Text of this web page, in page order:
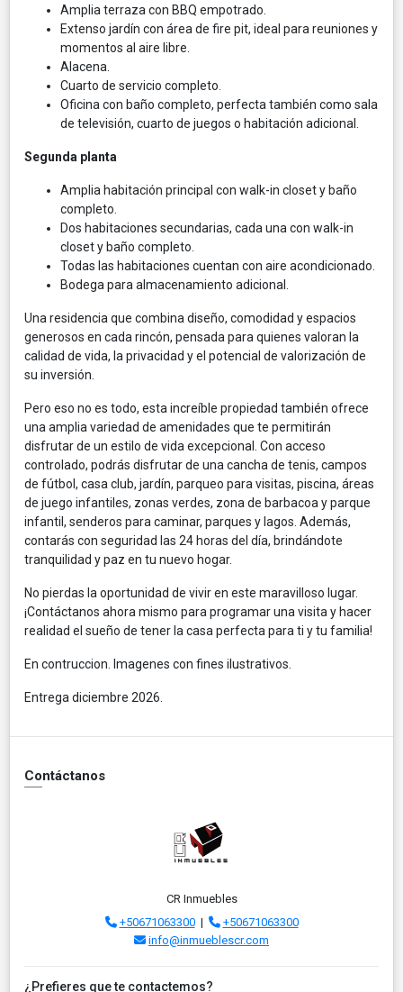
Amplia terraza con BBQ empotrado.
Extenso jardín con área de fire pit, ideal para reuniones y
momentos al aire libre.
Alacena.
Cuarto de servicio completo.
Oficina con baño completo, perfecta también como sala
de televisión, cuarto de juegos o habitación adicional.
Segunda planta
Amplia habitación principal con walk-in closet y baño
completo.
Dos habitaciones secundarias, cada una con walk-in
closet y baño completo.
Todas las habitaciones cuentan con aire acondicionado.
Bodega para almacenamiento adicional.
Una residencia que combina diseño, comodidad y espacios
generosos en cada rincón, pensada para quienes valoran la
calidad de vida, la privacidad y el potencial de valorización de
su inversión.
Pero eso no es todo, esta increíble propiedad también ofrece
una amplia variedad de amenidades que te permitirán
disfrutar de un estilo de vida excepcional. Con acceso
controlado, podrás disfrutar de una cancha de tenis, campos
de fútbol, casa club, jardín, parqueo para visitas, piscina, áreas
de juego infantiles, zonas verdes, zona de barbacoa y parque
infantil, senderos para caminar, parques y lagos. Además,
contarás con seguridad las 24 horas del día, brindándote
tranquilidad y paz en tu nuevo hogar.
No pierdas la oportunidad de vivir en este maravilloso lugar.
¡Contáctanos ahora mismo para programar una visita y hacer
realidad el sueño de tener la casa perfecta para ti y tu familia!
En contruccion. Imagenes con fines ilustrativos.
Entrega diciembre 2026.
Contáctanos
CR Inmuebles
+50671063300|
+50671063300
info@inmueblescr.com
¿Prefieres que te contactemos?